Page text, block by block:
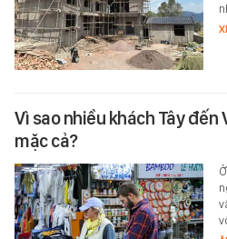
Vì sao nhiều khách Tây đến
mặc cả?